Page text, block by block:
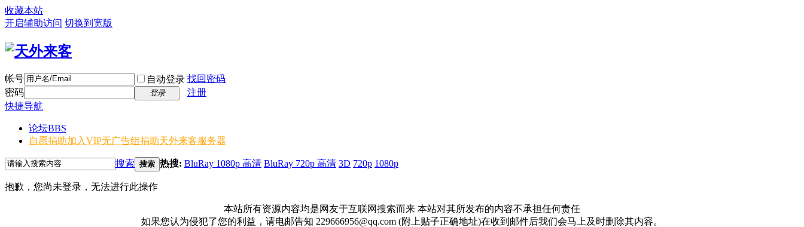
收藏本站
开启辅助访问 切换到宽版
帐号 自动登录 找回密码
密码
登录
注册
快捷导航
论坛BBS
自愿捐助加入VIP无广告组捐助天外来客服务器
搜索 搜索 热搜: BluRay 1080p 高清 BluRay 720p 高清 3D 720p 1080p
抱歉，您尚未登录，无法进行此操作
本站所有资源内容均是网友于互联网搜索而来 本站对其所发布的内容不承担任何责任
如果您认为侵犯了您的利益，请电邮告知 229666956@qq.com (附上贴子正确地址)在收到邮件后我们会马上及时删除其内容。